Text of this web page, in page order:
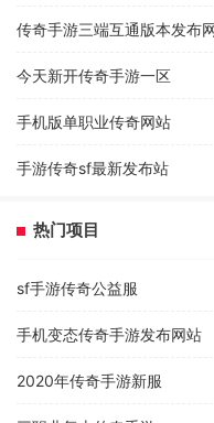
传奇手游三端互通版本发布网
今天新开传奇手游一区
手机版单职业传奇网站
手游传奇sf最新发布站
热门项目
sf手游传奇公益服
手机变态传奇手游发布网站
2020年传奇手游新服